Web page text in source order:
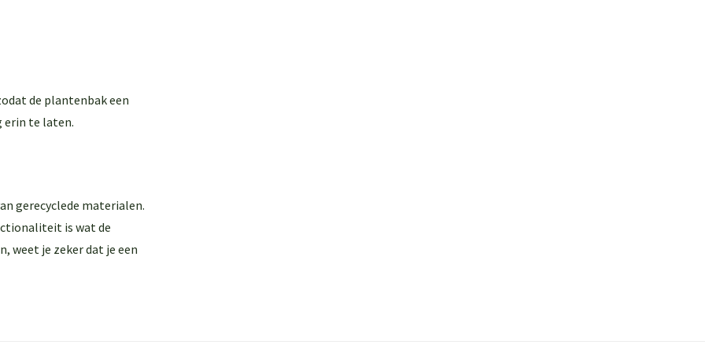
de plantenbak een
erin te laten.
gerecyclede materialen.
is wat de
weet je zeker dat je een